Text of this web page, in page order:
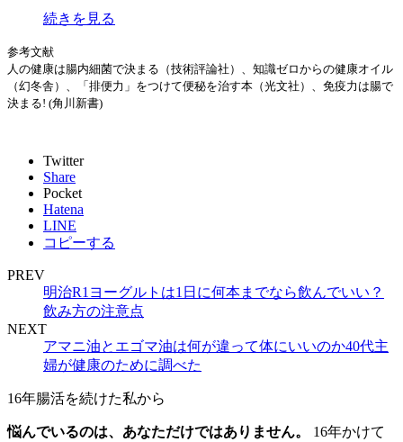
続きを見る
参考文献
人の健康は腸内細菌で決まる（技術評論社）、知識ゼロからの健康オイル
（幻冬舎）、「排便力」をつけて便秘を治す本（光文社）、免疫力は腸で
決まる! (角川新書)
Twitter
Share
Pocket
Hatena
LINE
コピーする
PREV
明治R1ヨーグルトは1日に何本までなら飲んでいい？
飲み方の注意点
NEXT
アマニ油とエゴマ油は何が違って体にいいのか40代主
婦が健康のために調べた
16年腸活を続けた私から
悩んでいるのは、あなただけではありません。
16年かけて